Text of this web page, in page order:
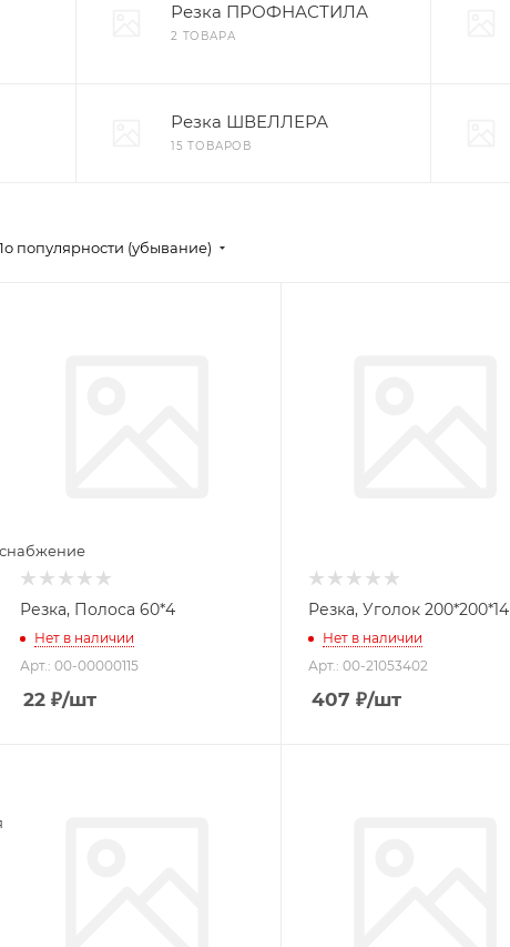
Резка ПРОФНАСТИЛА
2 ТОВАРА
Резка ШВЕЛЛЕРА
15 ТОВАРОВ
популярности (убывание)
Резка, Полоса 60*4
Нет в наличии
Арт.: 00-00000115
22 ₽/шт
Резка, Уголок 200*200*14
Нет в наличии
Арт.: 00-21053402
407 ₽/шт